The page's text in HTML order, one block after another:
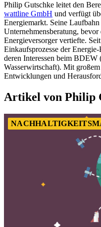
Philip Gutschke leitet den
wattline GmbH und verfügt
Energiemarkt. Seine
Unternehmensberatung,
Energieversorger vertiefte.
Einkaufsprozesse der
deren Interessen beim BDEW
Wasserwirtschaft). Mit
Entwicklungen und
Artikel von Philip